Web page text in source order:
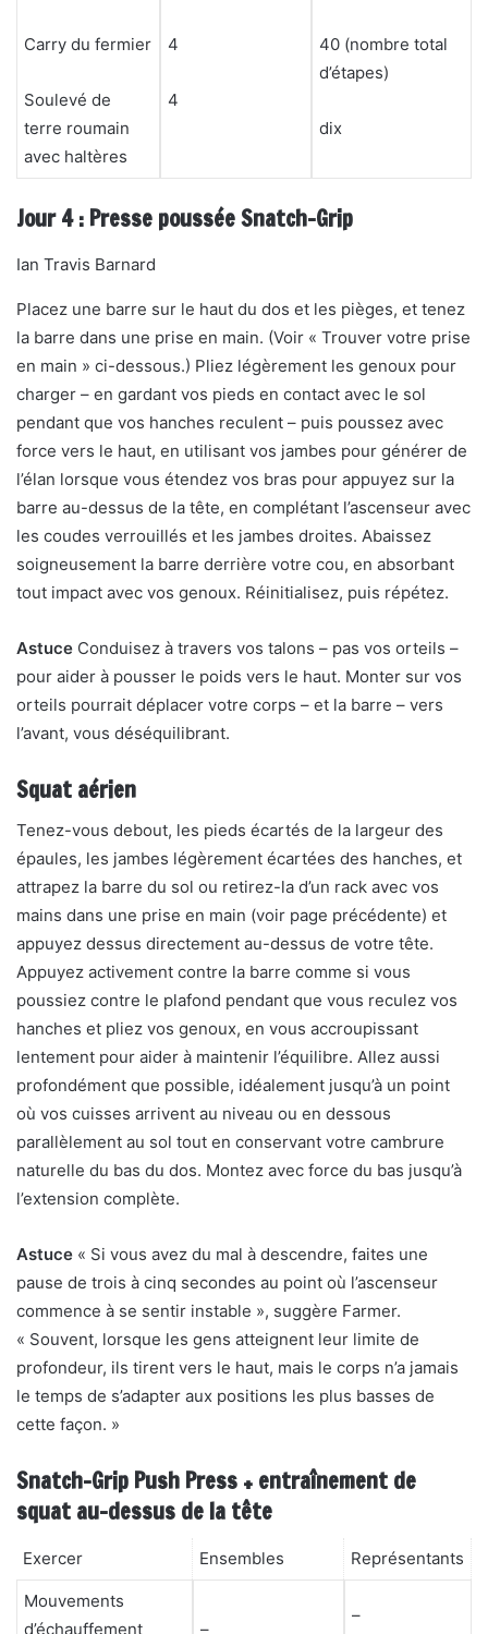
Carry du fermier
Soulevé de
terre roumain
avec haltères
4
4
40 (nombre total
d’étapes)
dix
Jour 4 : Presse poussée Snatch-Grip
Ian Travis Barnard
Placez une barre sur le haut du dos et les pièges, et tenez
la barre dans une prise en main. (Voir « Trouver votre prise
en main » ci-dessous.) Pliez légèrement les genoux pour
charger – en gardant vos pieds en contact avec le sol
pendant que vos hanches reculent – puis poussez avec
force vers le haut, en utilisant vos jambes pour générer de
l’élan lorsque vous étendez vos bras pour appuyez sur la
barre au-dessus de la tête, en complétant l’ascenseur avec
les coudes verrouillés et les jambes droites. Abaissez
soigneusement la barre derrière votre cou, en absorbant
tout impact avec vos genoux. Réinitialisez, puis répétez.
Astuce Conduisez à travers vos talons – pas vos orteils –
pour aider à pousser le poids vers le haut. Monter sur vos
orteils pourrait déplacer votre corps – et la barre – vers
l’avant, vous déséquilibrant.
Squat aérien
Tenez-vous debout, les pieds écartés de la largeur des
épaules, les jambes légèrement écartées des hanches, et
attrapez la barre du sol ou retirez-la d’un rack avec vos
mains dans une prise en main (voir page précédente) et
appuyez dessus directement au-dessus de votre tête.
Appuyez activement contre la barre comme si vous
poussiez contre le plafond pendant que vous reculez vos
hanches et pliez vos genoux, en vous accroupissant
lentement pour aider à maintenir l’équilibre. Allez aussi
profondément que possible, idéalement jusqu’à un point
où vos cuisses arrivent au niveau ou en dessous
parallèlement au sol tout en conservant votre cambrure
naturelle du bas du dos. Montez avec force du bas jusqu’à
l’extension complète.
Astuce « Si vous avez du mal à descendre, faites une
pause de trois à cinq secondes au point où l’ascenseur
commence à se sentir instable », suggère Farmer.
« Souvent, lorsque les gens atteignent leur limite de
profondeur, ils tirent vers le haut, mais le corps n’a jamais
le temps de s’adapter aux positions les plus basses de
cette façon. »
Snatch-Grip Push Press + entraînement de
squat au-dessus de la tête
Exercer Ensembles Représentants
Mouvements
d’échauffement
–
–